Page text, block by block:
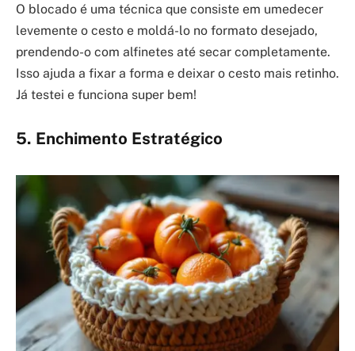
O blocado é uma técnica que consiste em umedecer
levemente o cesto e moldá-lo no formato desejado,
prendendo-o com alfinetes até secar completamente.
Isso ajuda a fixar a forma e deixar o cesto mais retinho.
Já testei e funciona super bem!
5. Enchimento Estratégico